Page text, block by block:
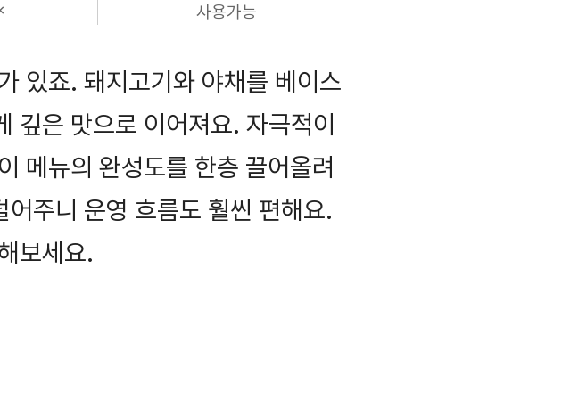
사용가능
있죠. 돼지고기와 야채를 베이스
깊은 맛으로 이어져요. 자극적이
메뉴의 완성도를 한층 끌어올려
주니 운영 흐름도 훨씬 편해요.
보세요.